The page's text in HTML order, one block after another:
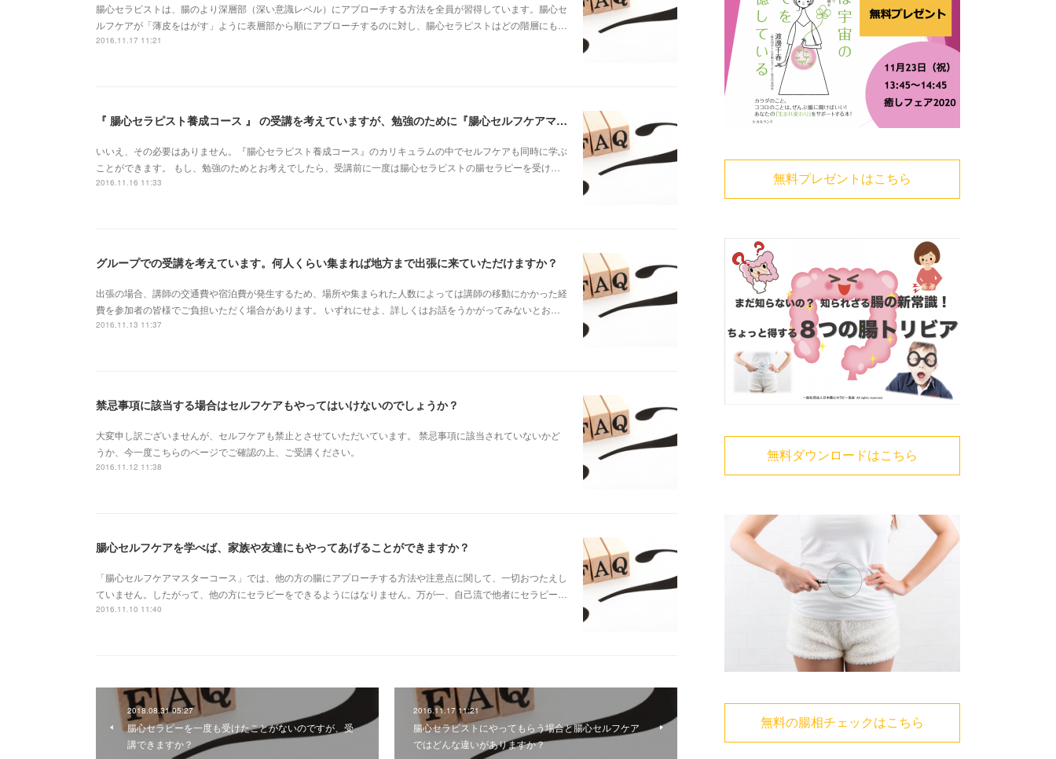
腸心セラピストは、腸のより深層部（深い意識レベル）にアプローチする方法を全員が習得しています。腸心セ
ルフケアが「薄皮をはがす」ように表層部から順にアプローチするのに対し、腸心セラピストはどの階層にも…
2016.11.17 11:21
『 腸心セラピスト養成コース 』 の受講を考えていますが、勉強のために『腸心セルフケアマスターコース』も事前に受講しておいたほうがいいですか？
いいえ、その必要はありません。『腸心セラピスト養成コース』のカリキュラムの中でセルフケアも同時に学ぶ
ことができます。 もし、勉強のためとお考えでしたら、受講前に一度は腸心セラピストの腸セラピーを受け…
2016.11.16 11:33
グループでの受講を考えています。何人くらい集まれば地方まで出張に来ていただけますか？
出張の場合、講師の交通費や宿泊費が発生するため、場所や集まられた人数によっては講師の移動にかかった経
費を参加者の皆様でご負担いただく場合があります。 いずれにせよ、詳しくはお話をうかがってみないとお…
2016.11.13 11:37
禁忌事項に該当する場合はセルフケアもやってはいけないのでしょうか？
大変申し訳ございませんが、セルフケアも禁止とさせていただいています。 禁忌事項に該当されていないかど
うか、今一度こちらのページでご確認の上、ご受講ください。
2016.11.12 11:38
腸心セルフケアを学べば、家族や友達にもやってあげることができますか？
「腸心セルフケアマスターコース」では、他の方の腸にアプローチする方法や注意点に関して、一切おつたえし
ていません。したがって、他の方にセラピーをできるようにはなりません。万が一、自己流で他者にセラピー…
2016.11.10 11:40
2018.08.31 05:27
腸心セラピーを一度も受けたことがないのですが、受
講できますか？
2016.11.17 11:21
腸心セラピストにやってもらう場合と腸心セルフケア
ではどんな違いがありますか？
無料プレゼントはこちら
無料ダウンロードはこちら
無料の腸相チェックはこちら